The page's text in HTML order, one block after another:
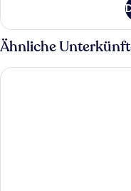
Room
Double
(Type
Ähnliche
Akra Fethiye The